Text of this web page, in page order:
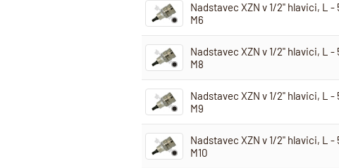
Nadstavec XZN v 1/2" hlavici, L -
M6
Nadstavec XZN v 1/2" hlavici, L -
M8
Nadstavec XZN v 1/2" hlavici, L -
M9
Nadstavec XZN v 1/2" hlavici, L -
M10